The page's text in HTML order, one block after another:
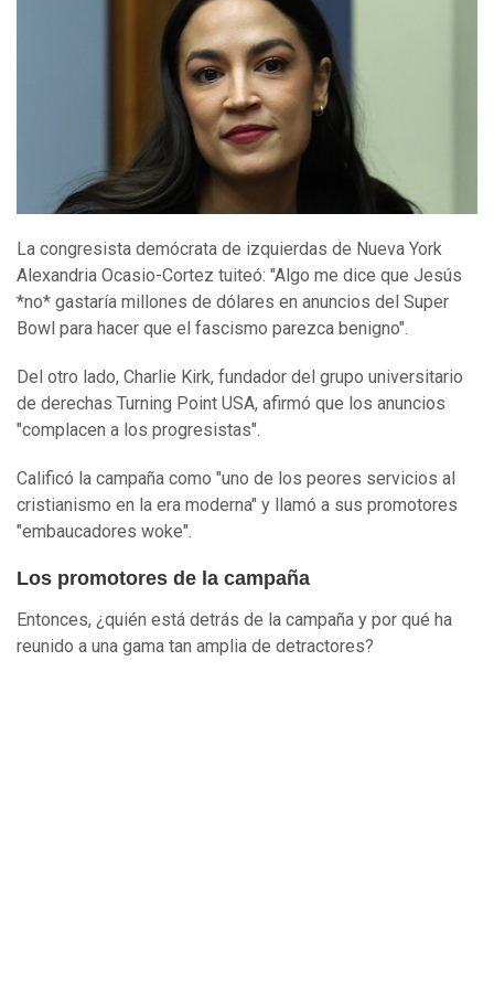
La congresista demócrata de izquierdas de Nueva York
Alexandria Ocasio-Cortez tuiteó: "Algo me dice que Jesús
*no* gastaría millones de dólares en anuncios del Super
Bowl para hacer que el fascismo parezca benigno".
Del otro lado, Charlie Kirk, fundador del grupo universitario
de derechas Turning Point USA, afirmó que los anuncios
"complacen a los progresistas".
Calificó la campaña como "uno de los peores servicios al
cristianismo en la era moderna" y llamó a sus promotores
"embaucadores woke".
Los promotores de la campaña
Entonces, ¿quién está detrás de la campaña y por qué ha
reunido a una gama tan amplia de detractores?